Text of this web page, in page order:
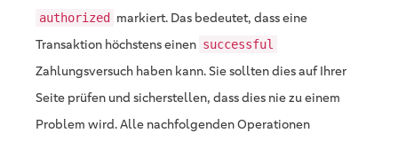
authorized
markiert. Das bedeutet, dass eine
Transaktion höchstens einen successful
Zahlungsversuch haben kann. Sie sollten dies auf Ihrer
Seite prüfen und sicherstellen, dass dies nie zu einem
Problem wird. Alle nachfolgenden Operationen